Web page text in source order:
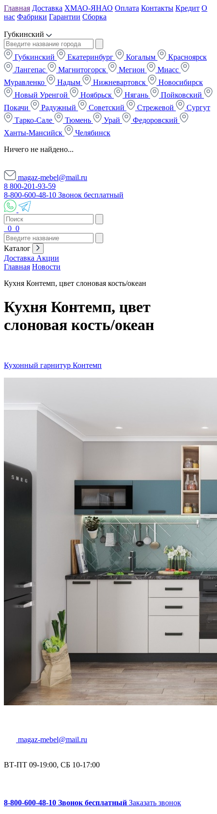
Главная Доставка ХМАО-ЯНАО Оплата Контакты Кредит О
нас Фабрики Гарантии Сборка
Губкинский
Губкинский Екатеринбург Когалым
Красноярск
Лангепас
Магнитогорск Мегион
Миасс
Муравленко
Надым Нижневартовск
Новосибирск
Новый Уренгой
Ноябрьск Нягань
Пойковский
Покачи
Радужный Советский Стрежевой
Сургут
Тарко-Сале
Тюмень Урай
Федоровский
Ханты-Мансийск
Челябинск
Ничего не найдено...
magaz-mebel@mail.ru
8 800-201-93-59
8-800-600-48-10 Звонок бесплатный
0 0
Каталог
Доставка Акции
Главная Новости
Кухня Контемп, цвет слоновая кость/океан
Кухня Контемп, цвет
слоновая кость/океан
Кухонный гарнитур Контемп
magaz-mebel@mail.ru
ВТ-ПТ 09-19:00, СБ 10-17:00
8-800-600-48-10 Звонок бесплатный Заказать звонок